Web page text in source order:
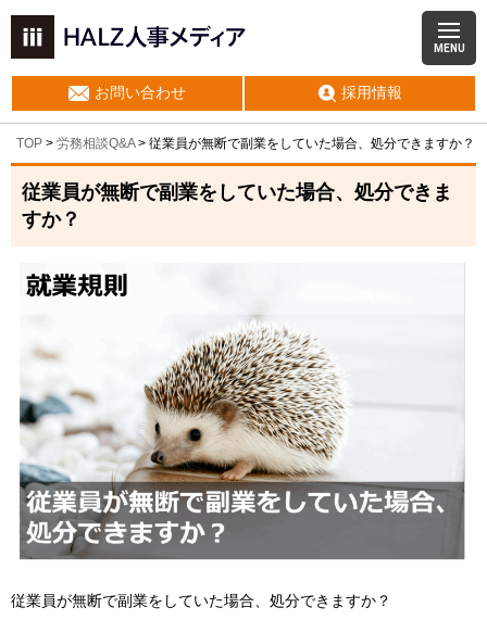
MENU
お問い合わせ 採用情報
TOP > 労務相談Q&A> 従業員が無断で副業をしていた場合、処分できますか？
従業員が無断で副業をしていた場合、処分できま
すか？
従業員が無断で副業をしていた場合、処分できますか？